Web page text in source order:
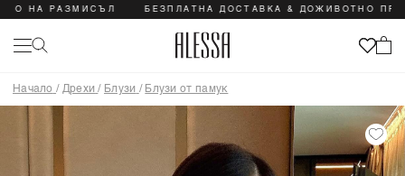
РАЗМИСЪЛ БЕЗПЛАТНА ДОСТАВКА & ДОЖИВОТНО ПРАВО НА
Начало / Дрехи / Блузи / Блузи от памук